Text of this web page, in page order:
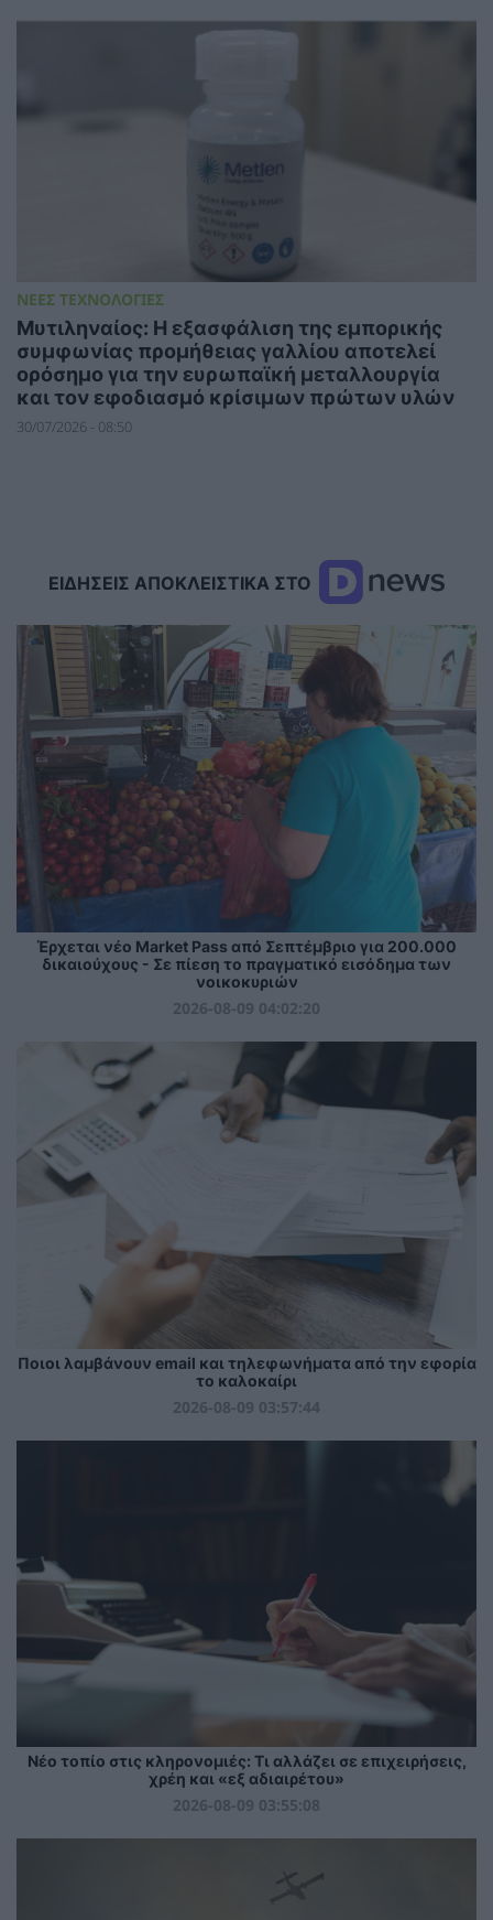
ΝΕΕΣ ΤΕΧΝΟΛΟΓΙΕΣ
Μυτιληναίος: Η εξασφάλιση της εμπορικής
συμφωνίας προμήθειας γαλλίου αποτελεί
ορόσημο για την ευρωπαϊκή μεταλλουργία
και τον εφοδιασμό κρίσιμων πρώτων υλών
30/07/2026 - 08:50
ΕΙΔΗΣΕΙΣ ΑΠΟΚΛΕΙΣΤΙΚΑ ΣΤΟ
Έρχεται νέο Market Pass από Σεπτέμβριο για 200.000
δικαιούχους - Σε πίεση το πραγματικό εισόδημα των
νοικοκυριών
2026-08-09 04:02:20
Ποιοι λαμβάνουν email και τηλεφωνήματα από την εφορία
το καλοκαίρι
2026-08-09 03:57:44
Νέο τοπίο στις κληρονομιές: Τι αλλάζει σε επιχειρήσεις,
χρέη και «εξ αδιαιρέτου»
2026-08-09 03:55:08